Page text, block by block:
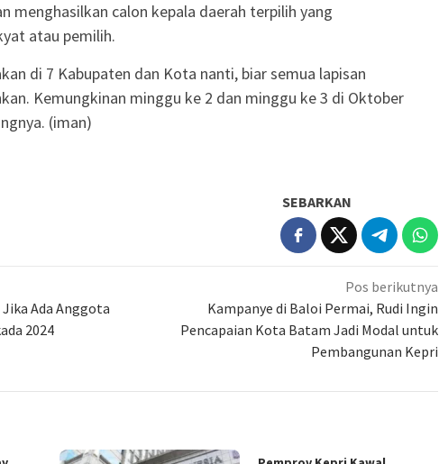
menghasilkan calon kepala daerah terpilih yang
atau pemilih.
di 7 Kabupaten dan Kota nanti, biar semua lapisan
Kemungkinan minggu ke 2 dan minggu ke 3 di Oktober
(iman)
SEBARKAN
Ada Anggota
2024
Pos berikutnya
Kampanye di Baloi Permai, Rudi Ingin
Pencapaian Kota Batam Jadi Modal untuk
Pembangunan Kepri